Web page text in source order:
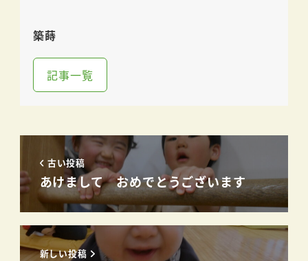
築蒔
記事一覧
古い投稿
あけまして おめでとうございます
新しい投稿